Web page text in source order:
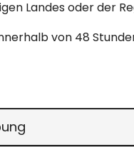
Landes oder der
von 48